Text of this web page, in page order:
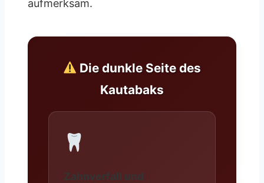
aufmerksam.
Die dunkle Seite des
Kautabaks
Zahnverfall und